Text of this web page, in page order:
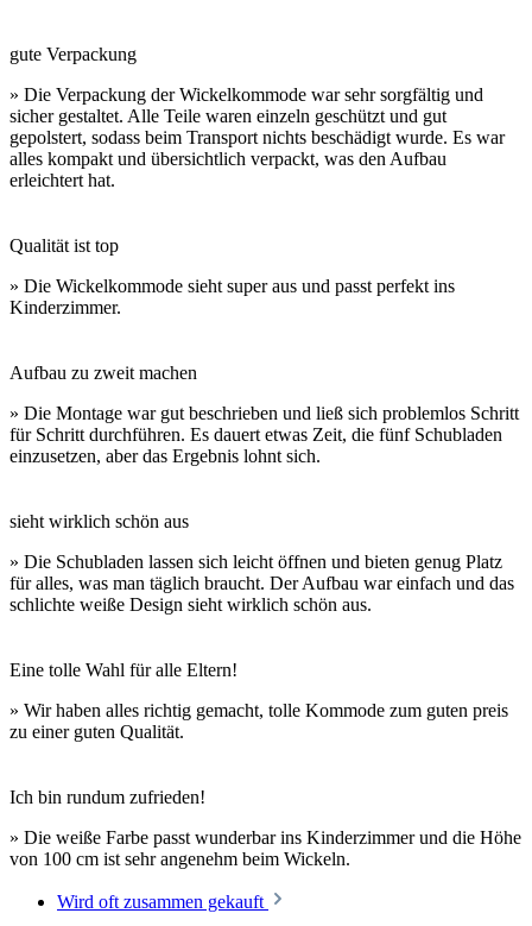
gute Verpackung
» Die Verpackung der Wickelkommode war sehr sorgfältig und
sicher gestaltet. Alle Teile waren einzeln geschützt und gut
gepolstert, sodass beim Transport nichts beschädigt wurde. Es war
alles kompakt und übersichtlich verpackt, was den Aufbau
erleichtert hat.
Qualität ist top
» Die Wickelkommode sieht super aus und passt perfekt ins
Kinderzimmer.
Aufbau zu zweit machen
» Die Montage war gut beschrieben und ließ sich problemlos Schritt
für Schritt durchführen. Es dauert etwas Zeit, die fünf Schubladen
einzusetzen, aber das Ergebnis lohnt sich.
sieht wirklich schön aus
» Die Schubladen lassen sich leicht öffnen und bieten genug Platz
für alles, was man täglich braucht. Der Aufbau war einfach und das
schlichte weiße Design sieht wirklich schön aus.
Eine tolle Wahl für alle Eltern!
» Wir haben alles richtig gemacht, tolle Kommode zum guten preis
zu einer guten Qualität.
Ich bin rundum zufrieden!
» Die weiße Farbe passt wunderbar ins Kinderzimmer und die Höhe
von 100 cm ist sehr angenehm beim Wickeln.
Wird oft zusammen gekauft